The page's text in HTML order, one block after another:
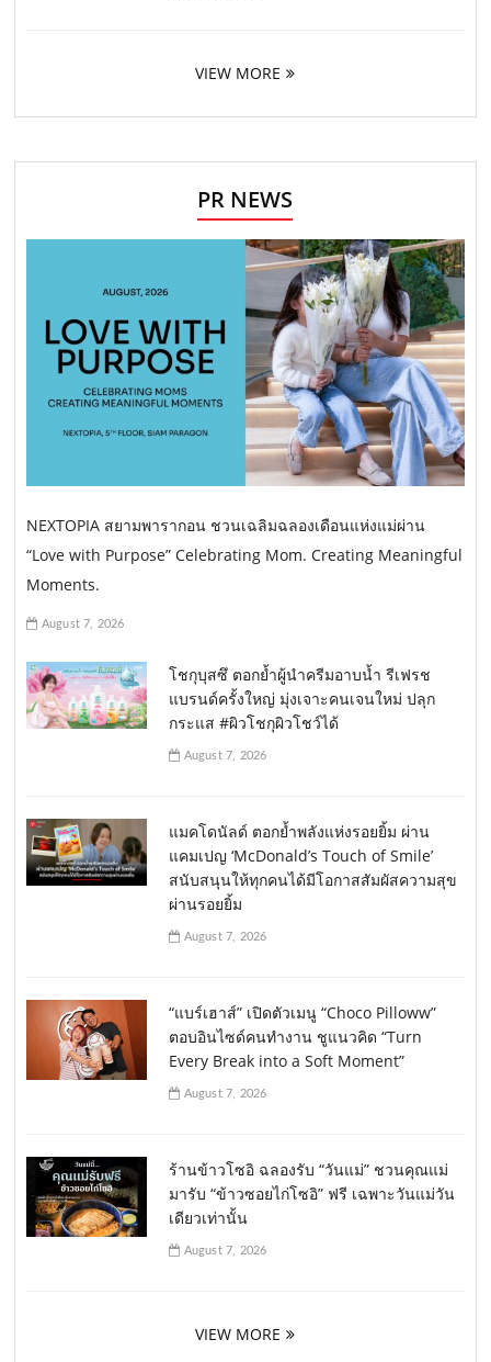
VIEW MORE
PR NEWS
NEXTOPIA สยามพารากอน ชวนเฉลิมฉลองเดือนแห่งแม่ผ่าน
“Love with Purpose” Celebrating Mom. Creating Meaningful
Moments.
August 7, 2026
โชกุบุสซึ ตอกย้ำผู้นำครีมอาบน้ำ รีเฟรช
แบรนด์ครั้งใหญ่ มุ่งเจาะคนเจนใหม่ ปลุก
กระแส #ผิวโชกุผิวโชว์ได้
August 7, 2026
แมคโดนัลด์ ตอกย้ำพลังแห่งรอยยิ้ม ผ่าน
แคมเปญ ‘McDonald’s Touch of Smile’
สนับสนุนให้ทุกคนได้มีโอกาสสัมผัสความสุข
ผ่านรอยยิ้ม
August 7, 2026
“แบร์เฮาส์” เปิดตัวเมนู “Choco Pilloww”
ตอบอินไซด์คนทำงาน ชูแนวคิด “Turn
Every Break into a Soft Moment”
August 7, 2026
ร้านข้าวโซอิ ฉลองรับ “วันแม่” ชวนคุณแม่
มารับ “ข้าวซอยไก่โซอิ” ฟรี เฉพาะวันแม่วัน
เดียวเท่านั้น
August 7, 2026
VIEW MORE